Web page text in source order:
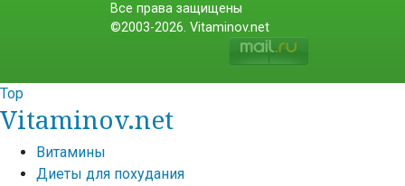
Все права защищены
©2003-2026. Vitaminov.net
Top
Vitaminov.net
Витамины
Диеты для похудания